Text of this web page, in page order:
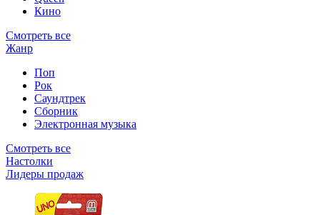
Кино
Смотреть все
Жанр
Поп
Рок
Саундтрек
Сборник
Электронная музыка
Смотреть все
Настолки
Лидеры продаж